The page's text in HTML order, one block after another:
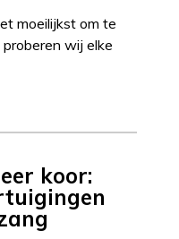
moeilijkst om te
wij elke
koor: